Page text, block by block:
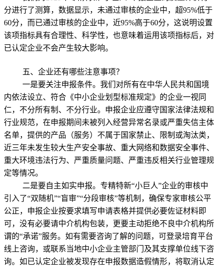
分进行了测算，数据显示，未通过审核的企业中，超95%低于
60分，而已通过审核的企业中，近95%高于60分，这说明设置
该项指标具有合理性、科学性，也意味着运用该项指标后，对
已认定企业不会产生较大影响。
五、企业还有哪些注意事项？
一是要关注申报条件。我们对所有在中华人民共和国境
内依法设立、符合《中小企业划型标准规定》的企业一视同
仁，不分所有制、不分行业。申报企业应遵守国家法律法规和
行业规范，在申报期间未被列入经营异常名录或严重失信主体
名单，提供的产品（服务）不属于国家禁止、限制或淘汰类，
近三年未发生较大生产安全事故、重大网络和数据安全事件、
重大环境违法行为、严重质量问题、严重违反相关行业管理规
定等情况。
二是要自主如实申报。专精特新“小巨人”企业的审核中
引入了“双随机”“盲审”“分段审核”等机制，确保专家审核公平
公正，申报企业按要求填写申请表格并提供必要佐证材料即
可，没有必要请中介机构包装，更要主动拒绝不良中介机构所
谓的“承诺”服务。如有需要咨询了解的问题，可登录培育平台
线上咨询，或联系当地中小企业主管部门及其支撑单位线下咨
询。如已认定企业被发现存在申报数据造假情形，将取消认定